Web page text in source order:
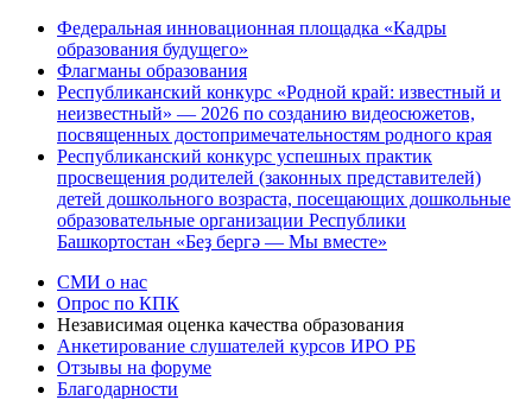
Федеральная инновационная площадка «Кадры
образования будущего»
Флагманы образования
Республиканский конкурс «Родной край: известный и
неизвестный» — 2026 по созданию видеосюжетов,
посвященных достопримечательностям родного края
Республиканский конкурс успешных практик
просвещения родителей (законных представителей)
детей дошкольного возраста, посещающих дошкольные
образовательные организации Республики
Башкортостан «Беҙ бергә — Мы вместе»
СМИ о нас
Опрос по КПК
Независимая оценка качества образования
Анкетирование слушателей курсов ИРО РБ
Отзывы на форуме
Благодарности